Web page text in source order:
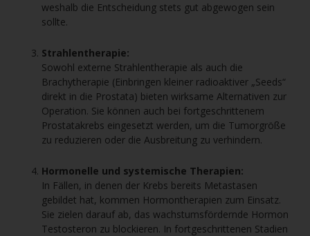
weshalb die Entscheidung stets gut abgewogen sein
sollte.
Strahlentherapie:
Sowohl externe Strahlentherapie als auch die
Brachytherapie (Einbringen kleiner radioaktiver „Seeds“
direkt in die Prostata) bieten wirksame Alternativen zur
Operation. Sie können auch bei fortgeschrittenem
Prostatakrebs eingesetzt werden, um die Tumorgröße
zu reduzieren oder die Ausbreitung zu verhindern.
Hormonelle und systemische Therapien:
In Fällen, in denen der Krebs bereits Metastasen
gebildet hat, kommen Hormontherapien zum Einsatz.
Sie zielen darauf ab, das wachstumsfördernde Hormon
Testosteron zu blockieren. In fortgeschrittenen Stadien